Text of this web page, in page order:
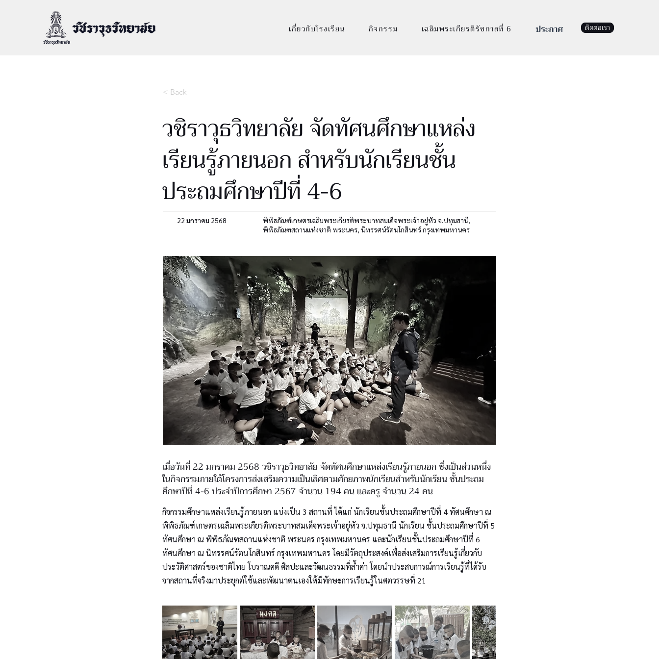
เกี่ยวกับโรงเรียน กิจกรรม เฉลิมพระเกียรติรัชกาลที่ 6 ติดต่อเรา
< Back
วชิราวุธวิทยาลัย จัดทัศนศึกษาแหล่ง
เรียนรู้ภายนอก สำหรับนักเรียนชั้น
ประถมศึกษาปีที่ 4-6
22 มกราคม 2568
พิพิธภัณฑ์เกษตรเฉลิมพระเกียรติพระบาทสมเด็จพระเจ้าอยู่หัว จ.ปทุมธานี,
พิพิธภัณฑสถานแห่งชาติ พระนคร, นิทรรศน์รัตนโกสินทร์ กรุงเทพมหานคร
เมื่อวันที่ 22 มกราคม 2568 วชิราวุธวิทยาลัย จัดทัศนศึกษาแหล่งเรียนรู้ภายนอก ซึ่งเป็นส่วนหนึ่ง
ในกิจกรรมภายใต้โครงการส่งเสริมความเป็นเลิศตามศักยภาพนักเรียนสำหรับนักเรียน ชั้นประถม
ศึกษาปีที่ 4-6 ประจำปีการศึกษา 2567 จำนวน 194 คน และครู จำนวน 24 คน
กิจกรรมศึกษาแหล่งเรียนรู้ภายนอก แบ่งเป็น 3 สถานที่ ได้แก่ นักเรียนชั้นประถมศึกษาปีที่ 4 ทัศนศึกษา ณ
พิพิธภัณฑ์เกษตรเฉลิมพระเกียรติพระบาทสมเด็จพระเจ้าอยู่หัว จ.ปทุมธานี นักเรียน ชั้นประถมศึกษาปีที่ 5
ทัศนศึกษา ณ พิพิธภัณฑสถานแห่งชาติ พระนคร กรุงเทพมหานคร และนักเรียนชั้นประถมศึกษาปีที่ 6
ทัศนศึกษา ณ นิทรรศน์รัตนโกสินทร์ กรุงเทพมหานคร โดยมีวัตถุประสงค์เพื่อส่งเสริมการเรียนรู้เกี่ยวกับ
ประวัติศาสตร์ของชาติไทย โบราณคดี ศิลปะและวัฒนธรรมที่ล้ำค่า โดยนำประสบการณ์การเรียนรู้ที่ได้รับ
จากสถานที่จริงมาประยุกต์ใช้และพัฒนาตนเองให้มีทักษะการเรียนรู้ในศตวรรษที่ 21